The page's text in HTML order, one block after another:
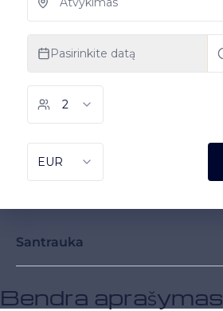
Santrauka
Bendra aprašymas